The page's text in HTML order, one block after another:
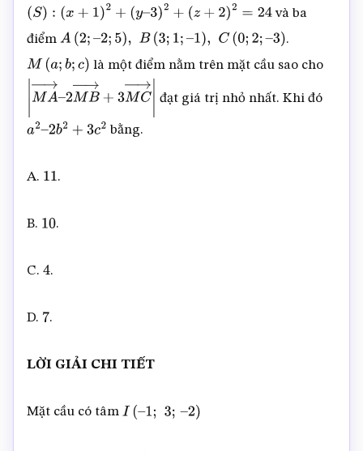
(S): x +1 2 +(y 3) 2+ z+ 2 =24
và ba
điểm A( 2;– 5) ,B(3 1;–1), C( 2;– ) .
M( a;b c) là một điểm nằm trên mặt cầu sao cho
MA→–
2MB→ +3 MC→|
đạt giá trị nhỏ nhất. Khi đó
a2 2b2 +3 c2 bằng.
A. 11.
B. 10.
C. 4.
D. 7 .
LỜI GIẢI CHI TIẾT
Mặt cầu có tâm I( – ;3 –2)